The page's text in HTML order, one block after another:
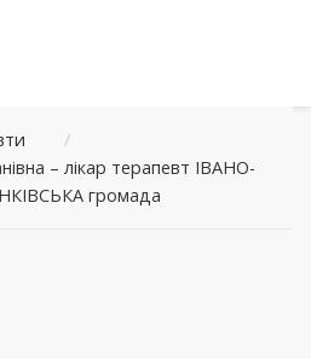
/
– лікар терапевт ІВАНО-
громада